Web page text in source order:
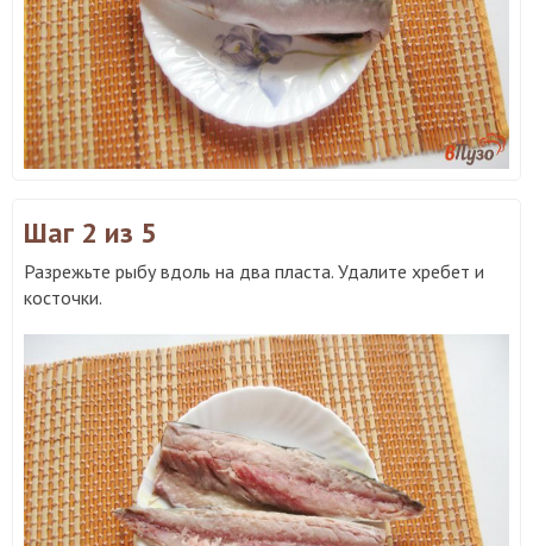
Шаг 2 из 5
Разрежьте рыбу вдоль на два пласта. Удалите хребет и
косточки.